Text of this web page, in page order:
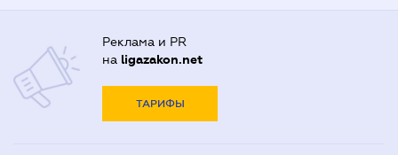
Реклама и PR
на ligazakon.net
ТАРИФЫ